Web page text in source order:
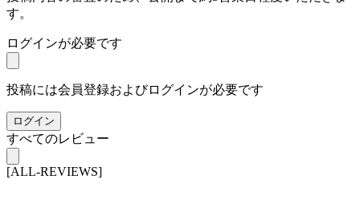
す。
ログインが必要です
投稿には会員登録およびログインが必要です
ログイン
すべてのレビュー
[ALL-REVIEWS]